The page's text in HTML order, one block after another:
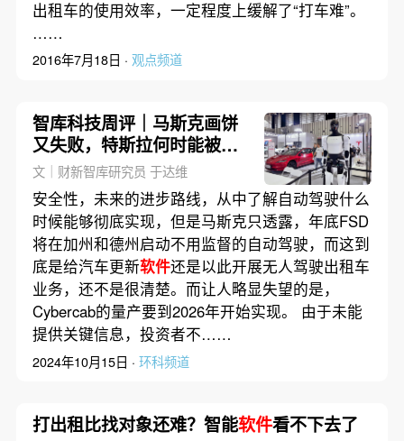
出租车的使用效率，一定程度上缓解了“打车难”。
……
2016年7月18日 · 观点频道
智库科技周评｜马斯克画饼
又失败，特斯拉何时能被看
作科技公司？
文｜财新智库研究员 于达维
安全性，未来的进步路线，从中了解自动驾驶什么
时候能够彻底实现，但是马斯克只透露，年底FSD
将在加州和德州启动不用监督的自动驾驶，而这到
底是给汽车更新软件还是以此开展无人驾驶出租车
业务，还不是很清楚。而让人略显失望的是，
Cybercab的量产要到2026年开始实现。 由于未能
提供关键信息，投资者不……
2024年10月15日 · 环科频道
打出租比找对象还难？智能软件看不下去了